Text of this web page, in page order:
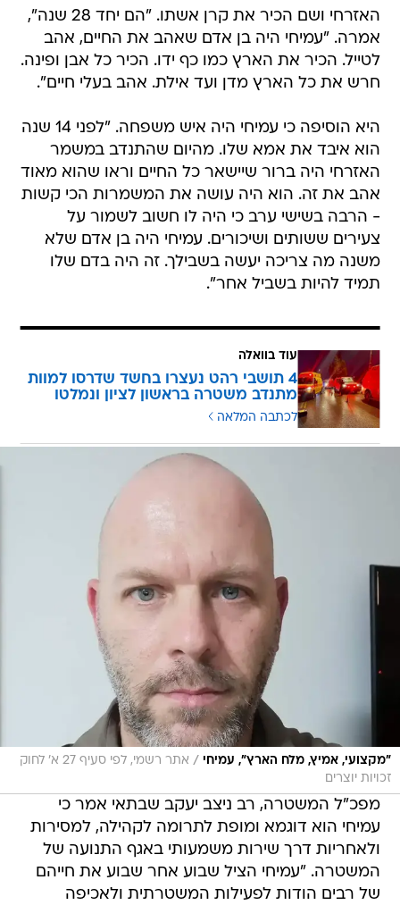
האזרחי ושם הכיר את קרן אשתו. "הם יחד 28 שנה",
אמרה. "עמיחי היה בן אדם שאהב את החיים, אהב
לטייל. הכיר את הארץ כמו כף ידו. הכיר כל אבן ופינה.
חרש את כל הארץ מדן ועד אילת. אהב בעלי חיים".
היא הוסיפה כי עמיחי היה איש משפחה. "לפני 14 שנה
הוא איבד את אמא שלו. מהיום שהתנדב במשמר
האזרחי היה ברור שיישאר כל החיים וראו שהוא מאוד
אהב את זה. הוא היה עושה את המשמרות הכי קשות
- הרבה בשישי ערב כי היה לו חשוב לשמור על
צעירים ששותים ושיכורים. עמיחי היה בן אדם שלא
משנה מה צריכה יעשה בשבילך. זה היה בדם שלו
תמיד להיות בשביל אחר".
עוד בוואלה
4 תושבי רהט נעצרו בחשד שדרסו למוות
מתנדב משטרה בראשון לציון ונמלטו
לכתבה המלאה
"מקצועי, אמיץ, מלח הארץ", עמיחי /
אתר רשמי, לפי סעיף 27 א' לחוק
זכויות יוצרים
מפכ"ל המשטרה, רב ניצב יעקב שבתאי אמר כי
עמיחי הוא דוגמא ומופת לתרומה לקהילה, למסירות
ולאחריות דרך שירות משמעותי באגף התנועה של
המשטרה. "עמיחי הציל שבוע אחר שבוע את חייהם
של רבים הודות לפעילות המשטרתית ולאכיפה